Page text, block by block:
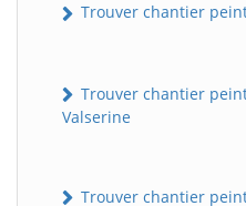
Trouver chantier
Trouver chantier
Valserine
Trouver chantier